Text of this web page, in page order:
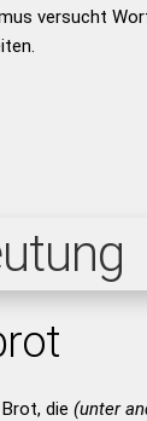
versucht
die (unter